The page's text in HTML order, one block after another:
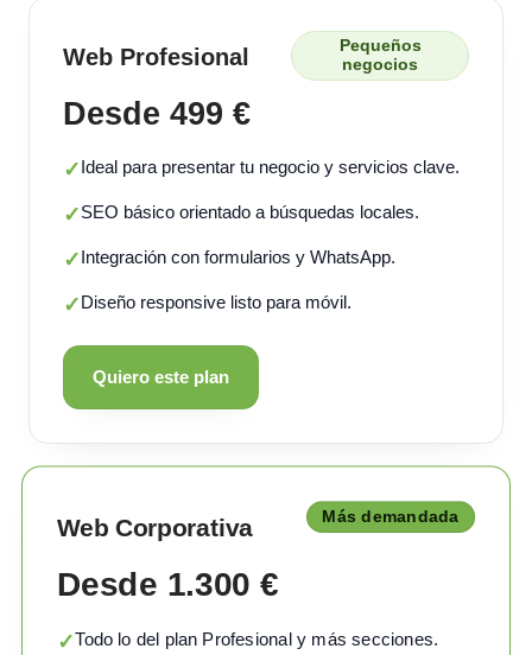
Web Profesional
Pequeños
negocios
Desde 499 €
✓Ideal para presentar tu negocio y servicios clave.
✓SEO básico orientado a búsquedas locales.
✓Integración con formularios y WhatsApp.
✓Diseño responsive listo para móvil.
Quiero este plan
Web Corporativa Más demandada
Desde 1.300 €
✓Todo lo del plan Profesional y más secciones.